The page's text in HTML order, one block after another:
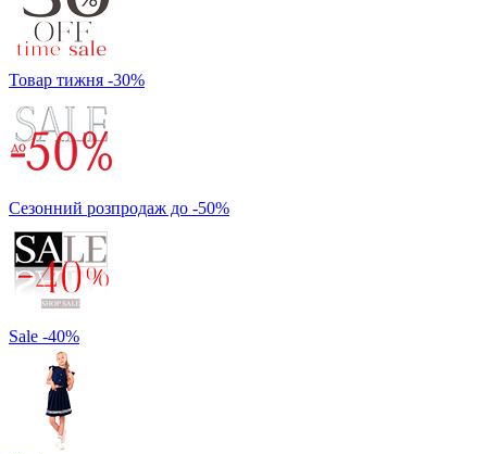
Товар тижня -30%
Сезонний розпродаж до -50%
Sale -40%